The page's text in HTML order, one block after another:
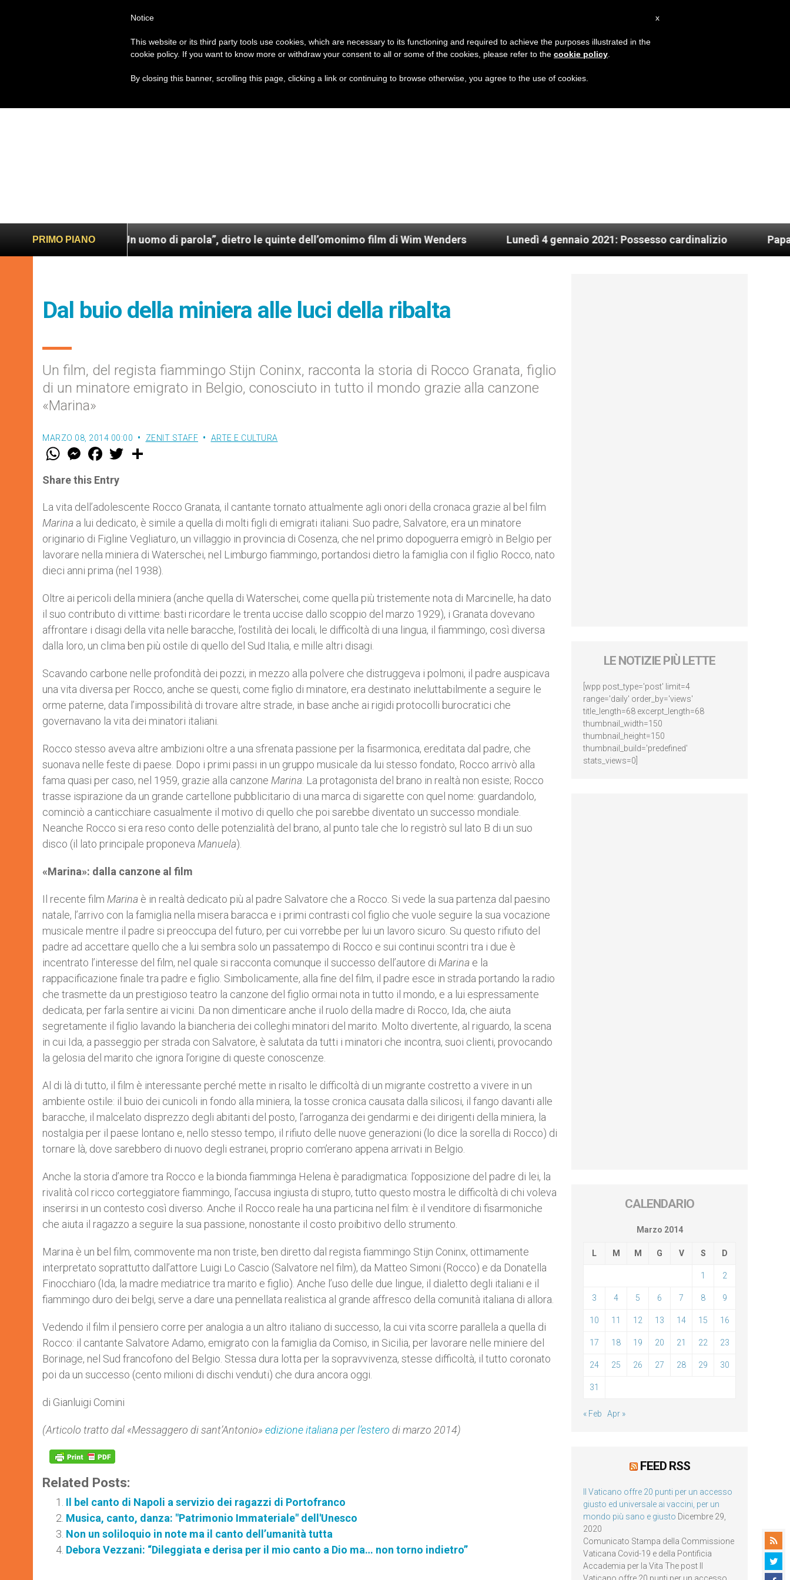
PRIMO PIANO
Francesco. Un uomo di parola”, dietro le quinte dell’omonimo film di Wim Wenders Lunedì 4 gennaio 2021: Possesso cardinalizio Papa
Dal buio della miniera alle luci della ribalta
Un film, del regista fiammingo Stijn Coninx, racconta la storia di Rocco Granata, figlio
di un minatore emigrato in Belgio, conosciuto in tutto il mondo grazie alla canzone
«Marina»
MARZO 08, 2014 00:00 ZENIT STAFF ARTE E CULTURA
W
t
s
p
p
M
e
s
e
g
e
r
F
a
e
b
o
k
w
r
Share this Entry
La vita dell’adolescente Rocco Granata, il cantante tornato attualmente agli onori della cronaca grazie al bel film
Marina a lui dedicato, è simile a quella di molti figli di emigrati italiani. Suo padre, Salvatore, era un minatore
originario di Figline Vegliaturo, un villaggio in provincia di Cosenza, che nel primo dopoguerra emigrò in Belgio per
lavorare nella miniera di Waterschei, nel Limburgo fiammingo, portandosi dietro la famiglia con il figlio Rocco, nato
dieci anni prima (nel 1938).
Oltre ai pericoli della miniera (anche quella di Waterschei, come quella più tristemente nota di Marcinelle, ha dato
il suo contributo di vittime: basti ricordare le trenta uccise dallo scoppio del marzo 1929), i Granata dovevano
affrontare i disagi della vita nelle baracche, l’ostilità dei locali, le difficoltà di una lingua, il fiammingo, così diversa
dalla loro, un clima ben più ostile di quello del Sud Italia, e mille altri disagi.
Scavando carbone nelle profondità dei pozzi, in mezzo alla polvere che distruggeva i polmoni, il padre auspicava
una vita diversa per Rocco, anche se questi, come figlio di minatore, era destinato ineluttabilmente a seguire le
orme paterne, data l’impossibilità di trovare altre strade, in base anche ai rigidi protocolli burocratici che
governavano la vita dei minatori italiani.
Rocco stesso aveva altre ambizioni oltre a una sfrenata passione per la fisarmonica, ereditata dal padre, che
suonava nelle feste di paese. Dopo i primi passi in un gruppo musicale da lui stesso fondato, Rocco arrivò alla
fama quasi per caso, nel 1959, grazie alla canzone Marina . La protagonista del brano in realtà non esiste; Rocco
trasse ispirazione da un grande cartellone pubblicitario di una marca di sigarette con quel nome: guardandolo,
cominciò a canticchiare casualmente il motivo di quello che poi sarebbe diventato un successo mondiale.
Neanche Rocco si era reso conto delle potenzialità del brano, al punto tale che lo registrò sul lato B di un suo
disco (il lato principale proponeva Manuela).
«Marina»: dalla canzone al film
Il recente film Marina è in realtà dedicato più al padre Salvatore che a Rocco. Si vede la sua partenza dal paesino
natale, l’arrivo con la famiglia nella misera baracca e i primi contrasti col figlio che vuole seguire la sua vocazione
musicale mentre il padre si preoccupa del futuro, per cui vorrebbe per lui un lavoro sicuro. Su questo rifiuto del
padre ad accettare quello che a lui sembra solo un passatempo di Rocco e sui continui scontri tra i due è
incentrato l’interesse del film, nel quale si racconta comunque il successo dell’autore di Marina e la
rappacificazione finale tra padre e figlio. Simbolicamente, alla fine del film, il padre esce in strada portando la radio
che trasmette da un prestigioso teatro la canzone del figlio ormai nota in tutto il mondo, e a lui espressamente
dedicata, per farla sentire ai vicini. Da non dimenticare anche il ruolo della madre di Rocco, Ida, che aiuta
segretamente il figlio lavando la biancheria dei colleghi minatori del marito. Molto divertente, al riguardo, la scena
in cui Ida, a passeggio per strada con Salvatore, è salutata da tutti i minatori che incontra, suoi clienti, provocando
la gelosia del marito che ignora l’origine di queste conoscenze.
Al di là di tutto, il film è interessante perché mette in risalto le difficoltà di un migrante costretto a vivere in un
ambiente ostile: il buio dei cunicoli in fondo alla miniera, la tosse cronica causata dalla silicosi, il fango davanti alle
baracche, il malcelato disprezzo degli abitanti del posto, l’arroganza dei gendarmi e dei dirigenti della miniera, la
nostalgia per il paese lontano e, nello stesso tempo, il rifiuto delle nuove generazioni (lo dice la sorella di Rocco) di
tornare là, dove sarebbero di nuovo degli estranei, proprio com’erano appena arrivati in Belgio.
Anche la storia d’amore tra Rocco e la bionda fiamminga Helena è paradigmatica: l’opposizione del padre di lei, la
rivalità col ricco corteggiatore fiammingo, l’accusa ingiusta di stupro, tutto questo mostra le difficoltà di chi voleva
inserirsi in un contesto così diverso. Anche il Rocco reale ha una particina nel film: è il venditore di fisarmoniche
che aiuta il ragazzo a seguire la sua passione, nonostante il costo proibitivo dello strumento.
Marina è un bel film, commovente ma non triste, ben diretto dal regista fiammingo Stijn Coninx, ottimamente
interpretato soprattutto dall’attore Luigi Lo Cascio (Salvatore nel film), da Matteo Simoni (Rocco) e da Donatella
Finocchiaro (Ida, la madre mediatrice tra marito e figlio). Anche l’uso delle due lingue, il dialetto degli italiani e il
fiammingo duro dei belgi, serve a dare una pennellata realistica al grande affresco della comunità italiana di allora.
Vedendo il film il pensiero corre per analogia a un altro italiano di successo, la cui vita scorre parallela a quella di
Rocco: il cantante Salvatore Adamo, emigrato con la famiglia da Comiso, in Sicilia, per lavorare nelle miniere del
Borinage, nel Sud francofono del Belgio. Stessa dura lotta per la sopravvivenza, stesse difficoltà, il tutto coronato
poi da un successo (cento milioni di dischi venduti) che dura ancora oggi.
di Gianluigi Comini
(Articolo tratto dal «Messaggero di sant’Antonio» edizione italiana per l’estero di marzo 2014)
Related Posts:
Il bel canto di Napoli a servizio dei ragazzi di Portofranco
Musica, canto, danza: "Patrimonio Immateriale" dell'Unesco
Non un soliloquio in note ma il canto dell’umanità tutta
Debora Vezzani: “Dileggiata e derisa per il mio canto a Dio ma… non torno indietro”
LE NOTIZIE PIÙ LETTE
[wpp post_type='post' limit=4
range='daily' order_by='views'
title_length=68 excerpt_length=68
thumbnail_width=150
thumbnail_height=150
thumbnail_build='predefined'
stats_views=0]
CALENDARIO
Marzo 2014
L M M G V S D
1 2
3 4 5 6 7 8 9
10 11 12 13 14 15 16
17 18 19 20 21 22 23
24 25 26 27 28 29 30
31
« Feb Apr »
FEED RSS
Il Vaticano offre 20 punti per un accesso
giusto ed universale ai vaccini, per un
mondo più sano e giusto Dicembre 29,
2020
Comunicato Stampa della Commissione
Vaticana Covid-19 e della Pontificia
Accademia per la Vita The post Il
x
Notice
This website or its third party tools use cookies, which are necessary to its functioning and required to achieve the purposes illustrated in the
cookie policy. If you want to know more or withdraw your consent to all or some of the cookies, please refer to the cookie policy
By closing this banner, scrolling this page, clicking a link or continuing to browse otherwise, you agree to the use of cookies.